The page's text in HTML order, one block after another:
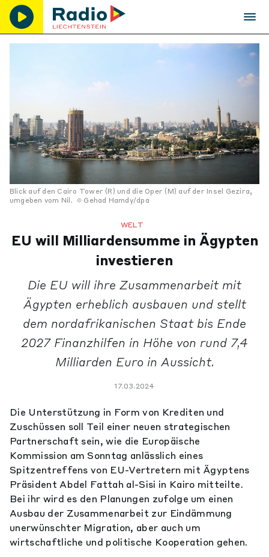
Blick auf den Cairo Tower (R) und die Oper (M) auf der Insel Gezira,
umgeben vom Nil.
Gehad Hamdy/dpa
WELT
EU will Milliardensumme in Ägypten
investieren
Die EU will ihre Zusammenarbeit mit
Ägypten erheblich ausbauen und stellt
dem nordafrikanischen Staat bis Ende
2027 Finanzhilfen in Höhe von rund 7,4
Milliarden Euro in Aussicht.
17.03.2024
Die Unterstützung in Form von Krediten und
Zuschüssen soll Teil einer neuen strategischen
Partnerschaft sein, wie die Europäische
Kommission am Sonntag anlässlich eines
Spitzentreffens von EU-Vertretern mit Ägyptens
Präsident Abdel Fattah al-Sisi in Kairo mitteilte.
Bei ihr wird es den Planungen zufolge um einen
Ausbau der Zusammenarbeit zur Eindämmung
unerwünschter Migration, aber auch um
wirtschaftliche und politische Kooperation gehen.